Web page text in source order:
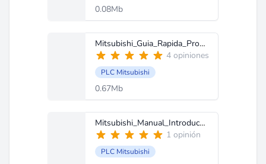
0.08Mb
Mitsubishi_Guia_Rapida_Programacion_FX.pdf
4 opiniones
PLC Mitsubishi
0.67Mb
Mitsubishi_Manual_Introduccion_fx.pdf
1 opinión
PLC Mitsubishi